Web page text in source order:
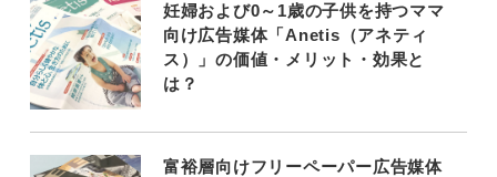
妊婦および0～1歳の子供を持つママ
向け広告媒体「Anetis（アネティ
ス）」の価値・メリット・効果と
は？
富裕層向けフリーペーパー広告媒体